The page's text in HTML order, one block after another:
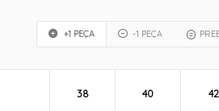
+1 PEÇA -1 PEÇA
38 40 42